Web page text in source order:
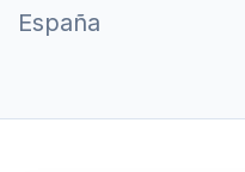
España